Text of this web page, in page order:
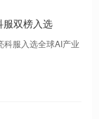
服双榜入选
科服入选全球AI产业